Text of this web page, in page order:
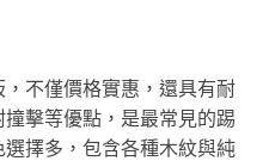
不僅價格實惠，還具有耐
擊等優點，是最常見的踢
擇多，包含各種木紋與純